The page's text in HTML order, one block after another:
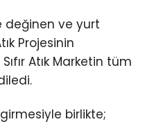
değinen ve yurt
Projesinin
Atık Marketin tüm
girmesiyle birlikte;